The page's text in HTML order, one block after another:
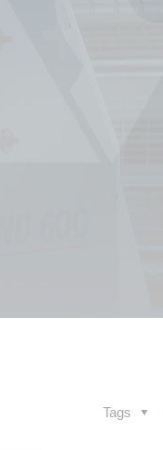
Tags